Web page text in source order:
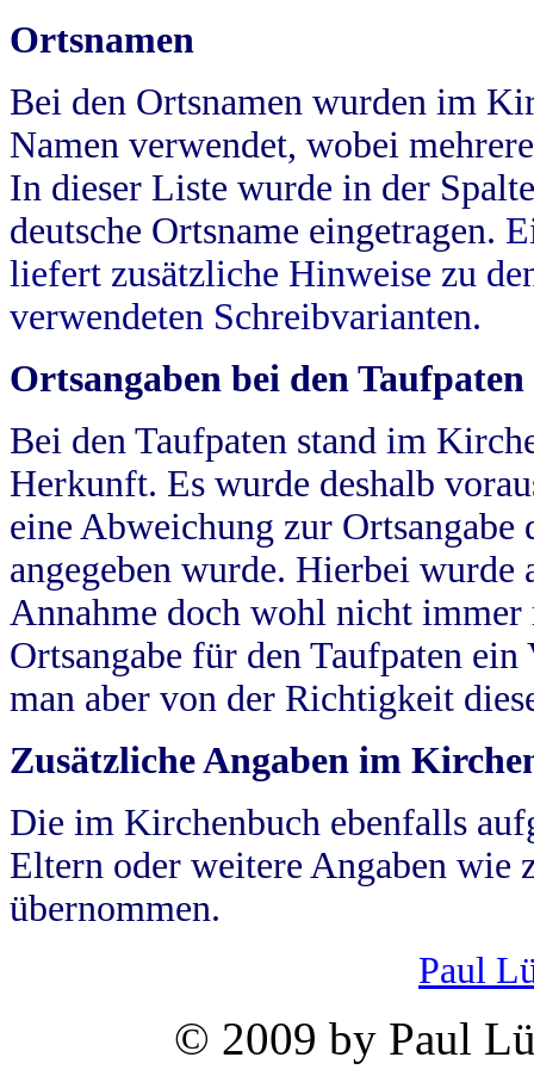
Ortsnamen
Bei den Ortsnamen wurden im
Namen verwendet, wobei
In dieser Liste wurde in der
deutsche Ortsname eingetragen.
liefert zusätzliche Hinweise zu
verwendeten Schreibvarianten.
Ortsangaben bei den Taufpaten
Bei den Taufpaten stand im
Herkunft. Es wurde deshalb
eine Abweichung zur
angegeben wurde. Hierbei wurde
Annahme doch wohl nicht
Ortsangabe für den Taufpaten
man aber von der Richtigkeit
Zusätzliche Angaben im
Die im Kirchenbuch ebenfalls
Eltern oder weitere Angaben wie
übernommen.
Paul
© 2009 by Paul